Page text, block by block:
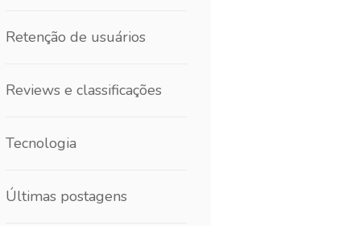
Retenção de usuários
Reviews e classificações
Tecnologia
Últimas postagens